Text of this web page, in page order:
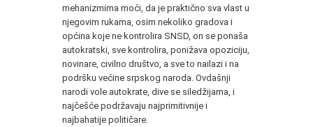
mehanizmima moći, da je praktično sva vlast u
njegovim rukama, osim nekoliko gradova i
općina koje ne kontrolira SNSD, on se ponaša
autokratski, sve kontrolira, ponižava opoziciju,
novinare, civilno društvo, a sve to nailazi i na
podršku većine srpskog naroda. Ovdašnji
narodi vole autokrate, dive se siledžijama, i
najčešće podržavaju najprimitivnije i
najbahatije političare.